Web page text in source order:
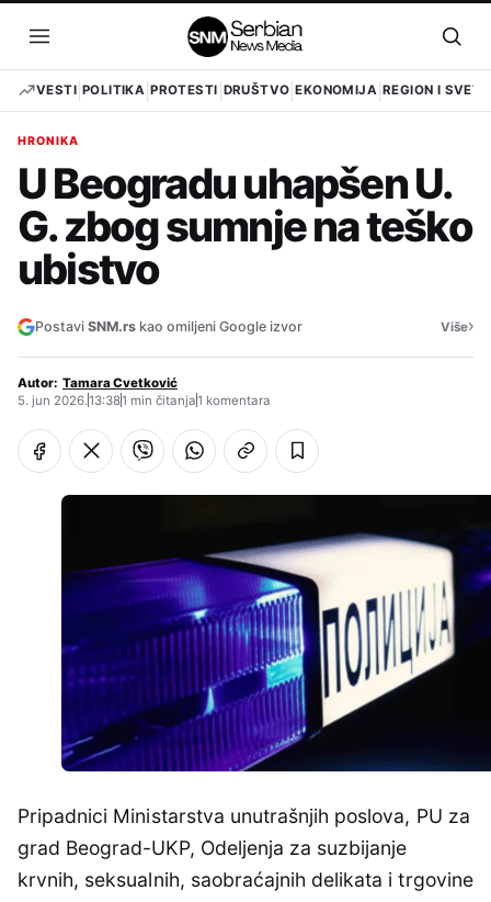
sadržaj
Otvori
meni
VESTI POLITIKA PROTESTI DRUŠTVO EKONOMIJA REGION I SVET
HRONIKA
U Beogradu uhapšen U.
G. zbog sumnje na teško
ubistvo
Postavi SNM.rs kao omiljeni Google izvor Više›
Autor: Tamara Cvetković
5. jun 2026.13:381 min čitanja1 komentara
Pripadnici Ministarstva unutrašnjih poslova, PU za
grad Beograd-UKP, Odeljenja za suzbijanje
krvnih, seksualnih, saobraćajnih delikata i trgovine